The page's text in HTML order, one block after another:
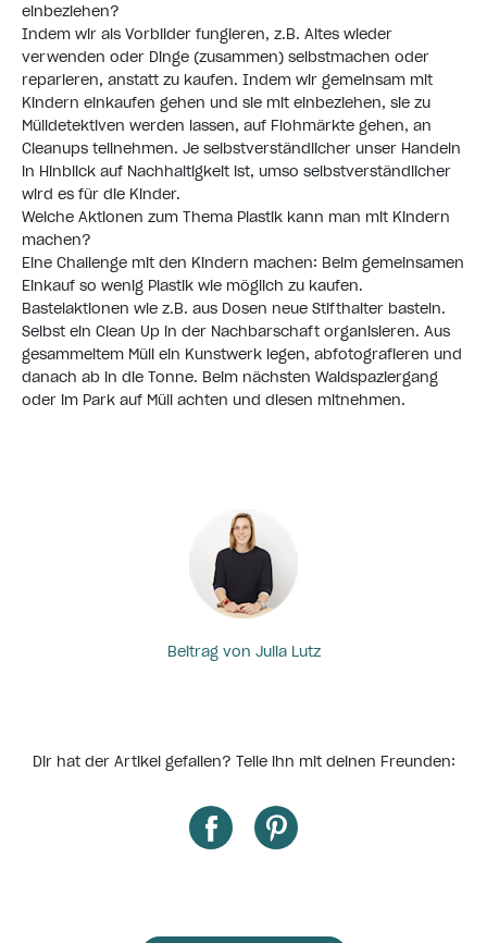
einbeziehen?
Indem wir als Vorbilder fungieren, z.B. Altes wieder
verwenden oder Dinge (zusammen) selbstmachen oder
reparieren, anstatt zu kaufen. Indem wir gemeinsam mit
Kindern einkaufen gehen und sie mit einbeziehen, sie zu
Mülldetektiven werden lassen, auf Flohmärkte gehen, an
Cleanups teilnehmen. Je selbstverständlicher unser Handeln
in Hinblick auf Nachhaltigkeit ist, umso selbstverständlicher
wird es für die Kinder.
Welche Aktionen zum Thema Plastik kann man mit Kindern
machen?
Eine Challenge mit den Kindern machen: Beim gemeinsamen
Einkauf so wenig Plastik wie möglich zu kaufen.
Bastelaktionen wie z.B. aus Dosen neue Stifthalter basteln.
Selbst ein Clean Up in der Nachbarschaft organisieren. Aus
gesammeltem Müll ein Kunstwerk legen, abfotografieren und
danach ab in die Tonne. Beim nächsten Waldspaziergang
oder im Park auf Müll achten und diesen mitnehmen.
Beitrag von Julia Lutz
Dir hat der Artikel gefallen? Teile ihn mit deinen Freunden: